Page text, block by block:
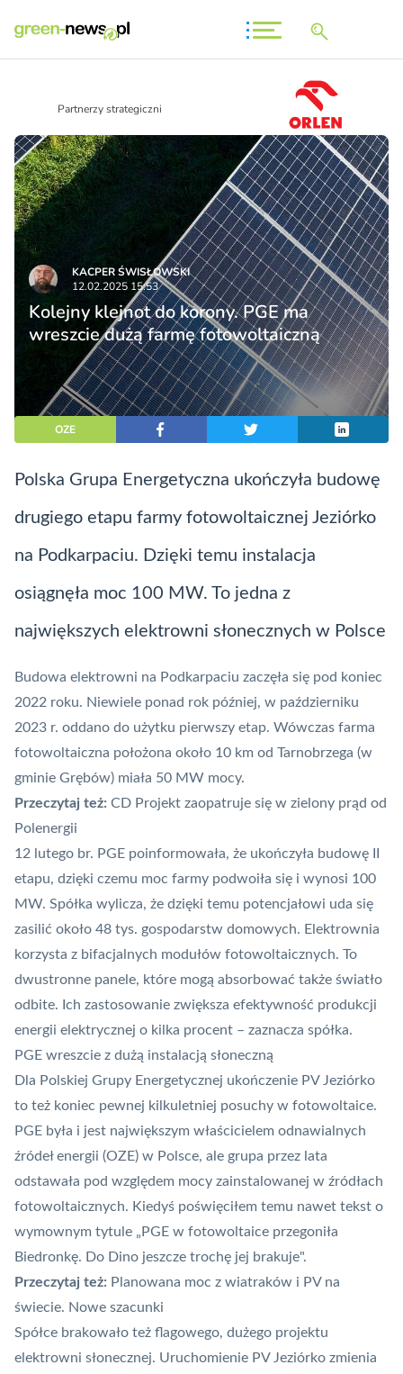
Partnerzy strategiczni
KACPER ŚWISŁO­WSKI
12.02.2025 15:53
Kolejny klejnot do korony. PGE ma
wreszcie dużą farmę fotowoltaiczną
OZE
Polska Grupa Energetyczna ukończyła budowę
drugiego etapu farmy fotowoltaicznej Jeziórko
na Podkarpaciu. Dzięki temu instalacja
osiągnęła moc 100 MW. To jedna z
największych elektrowni słonecznych w Polsce
Budowa elektrowni na Podkarpaciu zaczęła się pod koniec
2022 roku. Niewiele ponad rok później, w październiku
2023 r. oddano do użytku pierwszy etap. Wówczas farma
fotowoltaiczna położona około 10 km od Tarnobrzega (w
gminie Grębów) miała 50 MW mocy.
Przeczytaj też: CD Projekt zaopatruje się w zielony prąd od
Polenergii
12 lutego br. PGE poinformowała, że ukończyła budowę II
etapu, dzięki czemu moc farmy podwoiła się i wynosi 100
MW. Spółka wylicza, że dzięki temu potencjałowi uda się
zasilić około 48 tys. gospodarstw domowych. Elektrownia
korzysta z bifacjalnych modułów fotowoltaicznych. To
dwustronne panele, które mogą absorbować także światło
odbite. Ich zastosowanie zwiększa efektywność produkcji
energii elektrycznej o kilka procent – zaznacza spółka.
PGE wreszcie z dużą instalacją słoneczną
Dla Polskiej Grupy Energetycznej ukończenie PV Jeziórko
to też koniec pewnej kilkuletniej posuchy w fotowoltaice.
PGE była i jest największym właścicielem odnawialnych
źródeł energii (OZE) w Polsce, ale grupa przez lata
odstawała pod względem mocy zainstalowanej w źródłach
fotowoltaicznych. Kiedyś poświęciłem temu nawet tekst o
wymownym tytule „PGE w fotowoltaice przegoniła
Biedronkę. Do Dino jeszcze trochę jej brakuje".
Przeczytaj też: Planowana moc z wiatraków i PV na
świecie. Nowe szacunki
Spółce brakowało też flagowego, dużego projektu
elektrowni słonecznej. Uruchomienie PV Jeziórko zmienia